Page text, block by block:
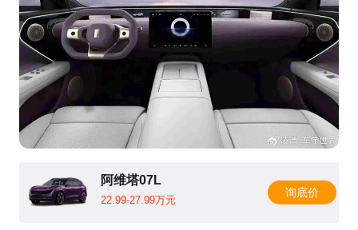
阿维塔07L
22.99-27.99万元
询底价